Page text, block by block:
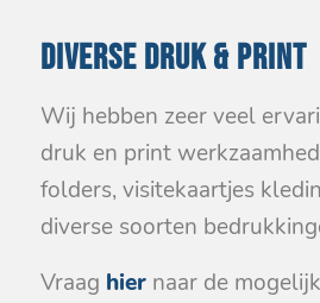
DIVERSE DRUK & PRINT
Wij hebben zeer veel
druk en print
folders, visitekaartjes
diverse soorten
Vraag hier naar de